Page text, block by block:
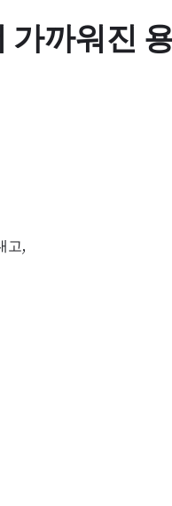
가까워진
고,